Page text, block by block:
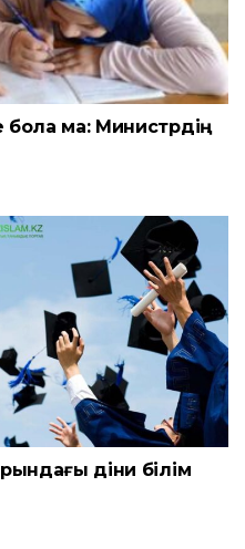
ма: Министрдің
діни білім